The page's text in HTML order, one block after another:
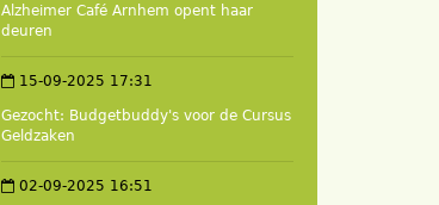
Alzheimer Café Arnhem opent haar
deuren
15-09-2025 17:31
Gezocht: Budgetbuddy's voor de Cursus
Geldzaken
02-09-2025 16:51